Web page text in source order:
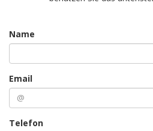
Name
Email
Telefon